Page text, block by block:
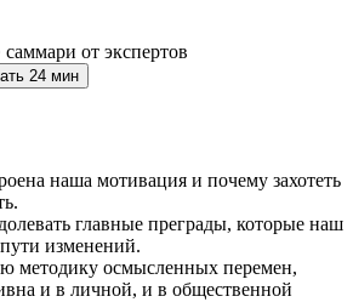
от экспертов
24 мин
наша мотивация и почему захотеть
главные преграды, которые наш
изменений.
методику осмысленных перемен,
и в личной, и в общественной